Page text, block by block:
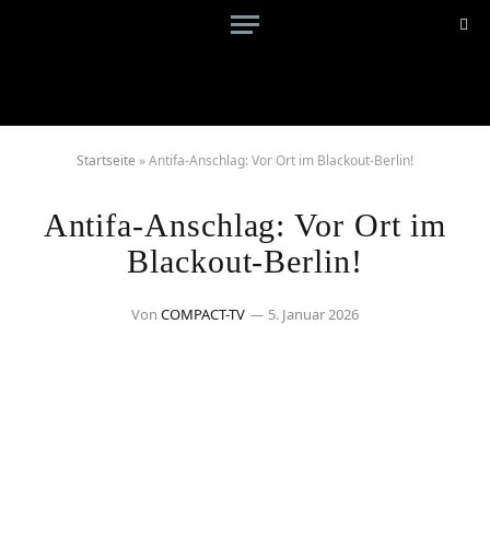
Startseite »Antifa-Anschlag: Vor Ort im Blackout-Berlin!
Antifa-Anschlag: Vor Ort im
Blackout-Berlin!
Von COMPACT-TV 5. Januar 2026